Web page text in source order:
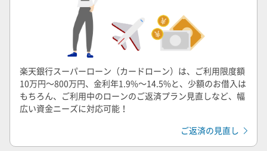
楽天銀行スーパーローン（カードローン）は、ご利用限度額
10万円～800万円、金利年1.9%～14.5%と、少額のお借入は
もちろん、ご利用中のローンのご返済プラン見直しなど、幅
広い資金ニーズに対応可能！
ご返済の見直し